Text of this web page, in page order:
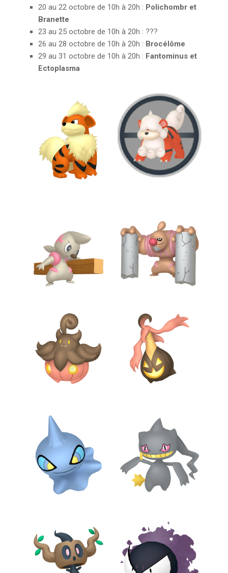
20 au 22 octobre de 10h à 20h : Polichombr et
Branette
23 au 25 octobre de 10h à 20h : ???
26 au 28 octobre de 10h à 20h : Brocélôme
29 au 31 octobre de 10h à 20h : Fantominus et
Ectoplasma